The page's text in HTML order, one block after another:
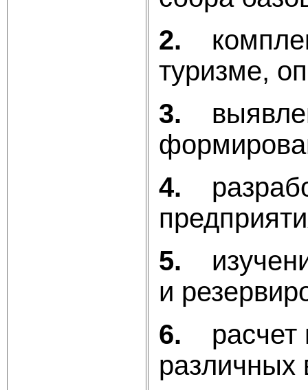
2.
туризме,
3.
4.
5.
и
6. расчет
различных